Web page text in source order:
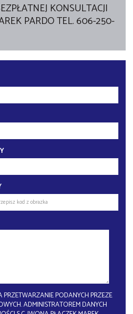
KONSULTACJI
PARDO TEL. 606-250-
PODANYCH PRZEZE
ADMINISTRATOREM DANYCH